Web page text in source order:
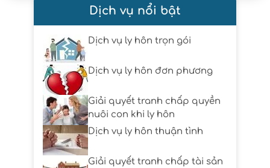
Dịch vụ nổi bật
Dịch vụ ly hôn trọn gói
Dịch vụ ly hôn đơn phương
Giải quyết tranh chấp quyền
nuôi con khi ly hôn
Dịch vụ ly hôn thuận tình
Giải quyết tranh chấp tài sản